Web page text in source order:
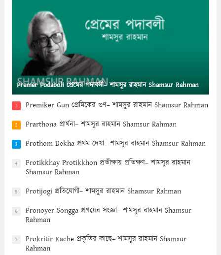
Premer Podaboli প্রেমের পদাবলী– শামসুর রাহমান Shamsur Rahman
1 Premiker Gun প্রেমিকের গুণ– শামসুর রাহমান Shamsur Rahman
2 Prarthona প্রার্থনা– শামসুর রাহমান Shamsur Rahman
3 Prothom Dekha প্রথম দেখা– শামসুর রাহমান Shamsur Rahman
4
Protikkhay Protikkhon প্রতীক্ষায় প্রতিক্ষণ– শামসুর রাহমান
Shamsur Rahman
5 Protijogi প্রতিযোগী– শামসুর রাহমান Shamsur Rahman
6
Pronoyer Songga প্রণয়ের সংজ্ঞা– শামসুর রাহমান Shamsur
Rahman
7
Prokritir Kache প্রকৃতির কাছে– শামসুর রাহমান Shamsur
Rahman